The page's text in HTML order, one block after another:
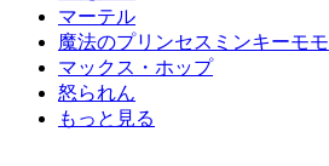
マーテル
魔法のプリンセスミンキーモモ
マックス・ホップ
怒られん
もっと見る